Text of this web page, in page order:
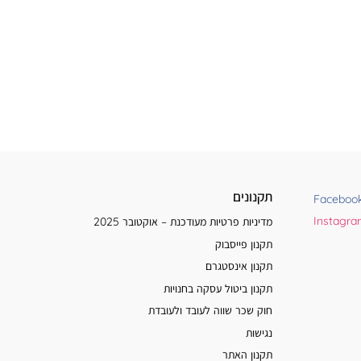
תקנונים
מדיניות פרטיות מעודכנת – אוקטובר 2025
תקנון פייסבוק
תקנון אינסטגרם
תקנון ביטול עסקה בחנויות
חוק שכר שווה לעובד ולעובדת
נגישות
תקנון האתר